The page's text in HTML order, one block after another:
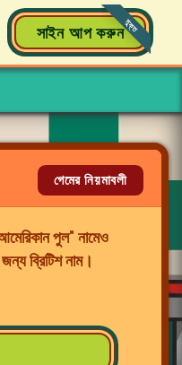
সাইন আপ করুনমুক্ত
গেমের নিয়মাবলী
পুল" নামেও
জন্য ব্রিটিশ নাম।